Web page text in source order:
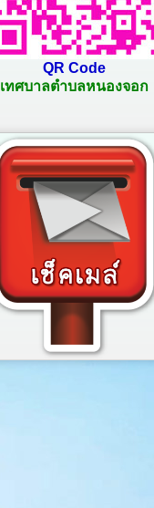
QR Code
เทศบาลตำบลหนองจอก